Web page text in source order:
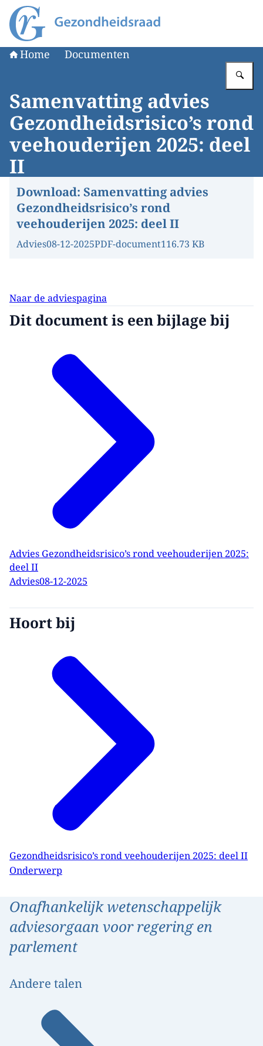
Naar de homepage van Gezondheidsraad
Home Documenten
Samenvatting advies
Gezondheidsrisico’s rond
veehouderijen 2025: deel
II
Download: Samenvatting advies
Gezondheidsrisico’s rond
veehouderijen 2025: deel II
Advies08-12-2025PDF-document116.73 KB
Naar de adviespagina
Dit document is een bijlage bij
Advies Gezondheidsrisico’s rond veehouderijen 2025:
deel II
Advies08-12-2025
Hoort bij
Gezondheidsrisico’s rond veehouderijen 2025: deel II
Onderwerp
Onafhankelijk wetenschappelijk
adviesorgaan voor regering en
parlement
Andere talen